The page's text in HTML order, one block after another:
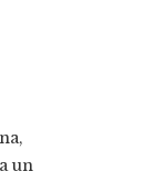
un